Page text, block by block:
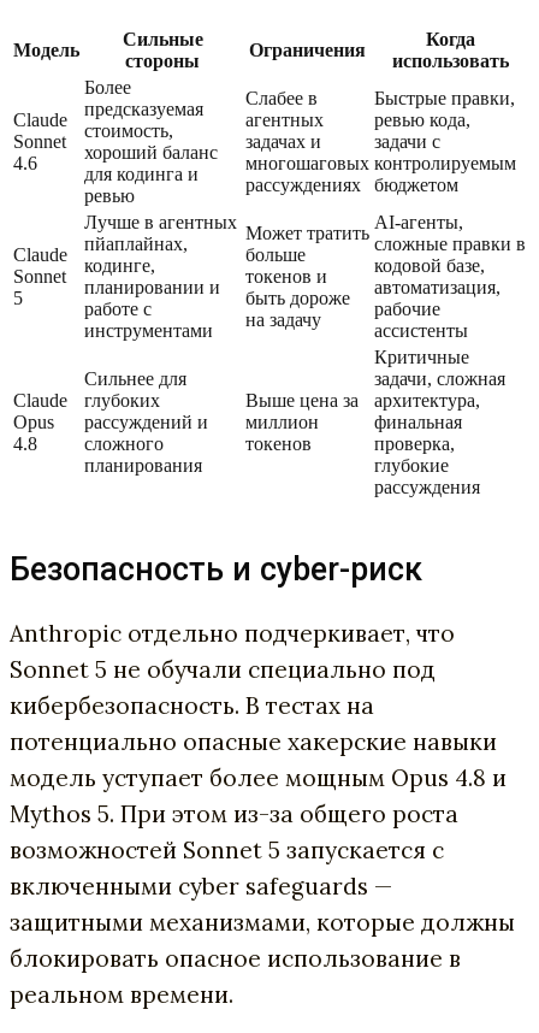
Модель
Сильные
стороны
Ограничения
Когда
использовать
Claude
Sonnet
4.6
Более
предсказуемая
стоимость,
хороший баланс
для кодинга и
ревью
Слабее в
агентных
задачах и
многошаговых
рассуждениях
Быстрые правки,
ревью кода,
задачи с
контролируемым
бюджетом
Claude
Sonnet
5
Лучше в агентных
пйаплайнах,
кодинге,
планировании и
работе с
инструментами
Может тратить
больше
токенов и
быть дороже
на задачу
AI-агенты,
сложные правки в
кодовой базе,
автоматизация,
рабочие
ассистенты
Claude
Opus
4.8
Сильнее для
глубоких
рассуждений и
сложного
планирования
Выше цена за
миллион
токенов
Критичные
задачи, сложная
архитектура,
финальная
проверка,
глубокие
рассуждения
Безопасность и cyber-риск
Anthropic отдельно подчеркивает, что
Sonnet 5 не обучали специально под
кибербезопасность. В тестах на
потенциально опасные хакерские навыки
модель уступает более мощным Opus 4.8 и
Mythos 5. При этом из-за общего роста
возможностей Sonnet 5 запускается с
включенными cyber safeguards —
защитными механизмами, которые должны
блокировать опасное использование в
реальном времени.